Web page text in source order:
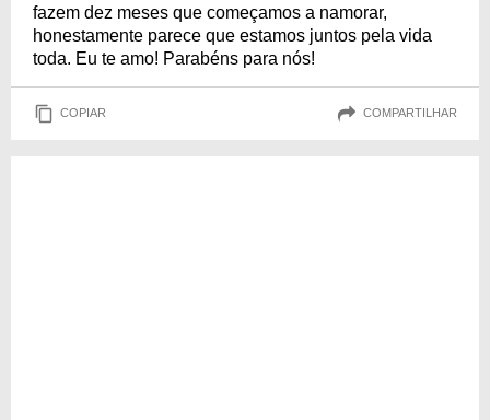
fazem dez meses que começamos a namorar,
honestamente parece que estamos juntos pela vida
toda. Eu te amo! Parabéns para nós!
COPIAR COMPARTILHAR